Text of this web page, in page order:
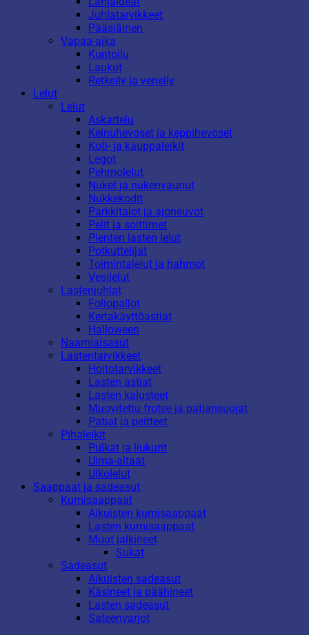
Juhlatarvikkeet
Pääsiäinen
Vapaa-aika
Kuntoilu
Laukut
Retkeily ja veneily
Lelut
Lelut
Askartelu
Keinuhevoset ja keppihevoset
Koti- ja kauppaleikit
Legot
Pehmolelut
Nuket ja nukenvaunut
Nukkekodit
Parkkitalot ja ajoneuvot
Pelit ja soittimet
Pienten lasten lelut
Potkuttelijat
Toimintalelut ja hahmot
Vesilelut
Lastenjuhlat
Foliopallot
Kertakäyttöastiat
Halloween
Naamiaisasut
Lastentarvikkeet
Hoitotarvikkeet
Lasten astiat
Lasten kalusteet
Muovitettu frotee ja patjansuojat
Patjat ja peitteet
Pihaleikit
Pulkat ja liukurit
Uima-altaat
Ulkolelut
Saappaat ja sadeasut
Kumisaappaat
Aikuisten kumisaappaat
Lasten kumisaappaat
Muut jalkineet
Sukat
Sadeasut
Aikuisten sadeasut
Käsineet ja päähineet
Lasten sadeasut
Sateenvarjot